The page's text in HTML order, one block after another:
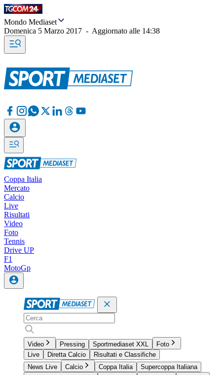
Mondo Mediaset
Domenica 5 Marzo 2017 - Aggiornato alle 14:38
Coppa Italia
Mercato
Calcio
Live
Risultati
Video
Foto
Tennis
Drive UP
F1
MotoGp
Video Pressing Sportmediaset XXL
Foto
Live
Diretta Calcio
Risultati e Classifiche
News Live
Calcio Coppa Italia
Supercoppa Italiana